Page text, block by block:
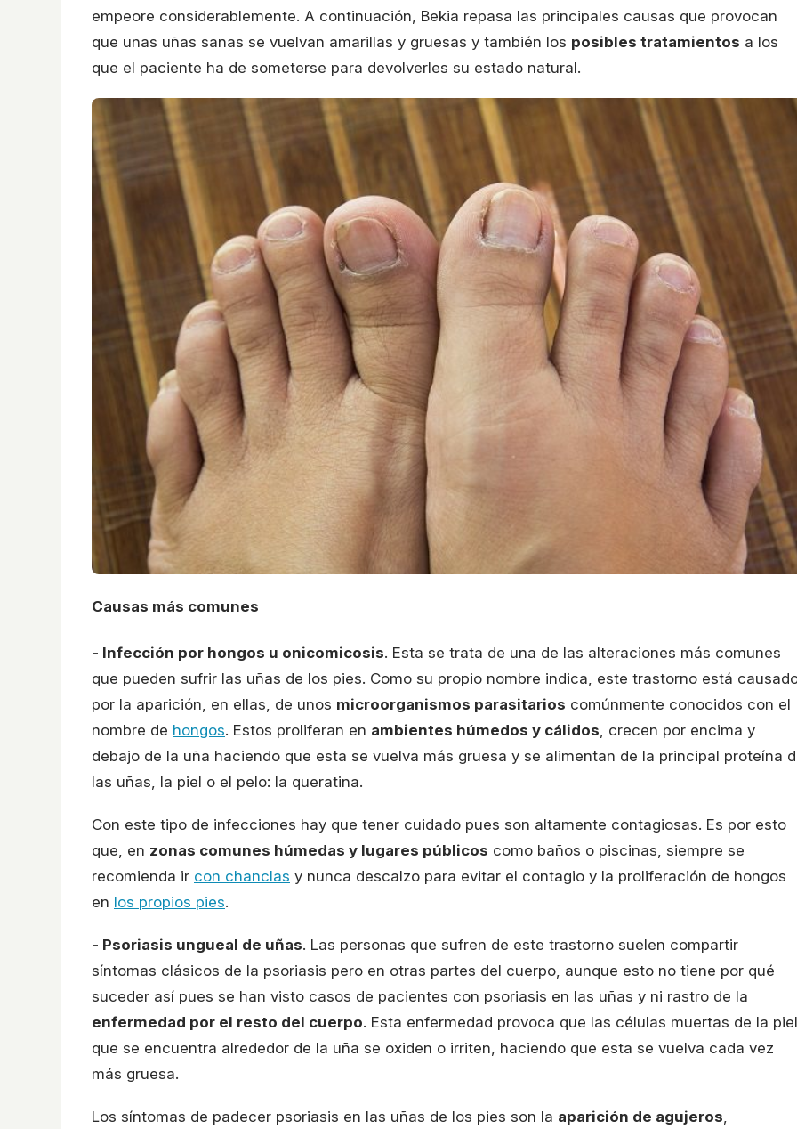
empeore considerablemente. A continuación, Bekia repasa las principales causas que provocan
que unas uñas sanas se vuelvan amarillas y gruesas y también los posibles tratamientos a los
que el paciente ha de someterse para devolverles su estado natural.
Causas más comunes
- Infección por hongos u onicomicosis. Esta se trata de una de las alteraciones más comunes
que pueden sufrir las uñas de los pies. Como su propio nombre indica, este trastorno está
por la aparición, en ellas, de unos microorganismos parasitarios comúnmente conocidos con el
nombre de hongos. Estos proliferan en ambientes húmedos y cálidos , crecen por encima y
debajo de la uña haciendo que esta se vuelva más gruesa y se alimentan de la principal proteína
las uñas, la piel o el pelo: la queratina.
Con este tipo de infecciones hay que tener cuidado pues son altamente contagiosas. Es por esto
que, en zonas comunes húmedas y lugares públicos como baños o piscinas, siempre se
recomienda ir con chanclas y nunca descalzo para evitar el contagio y la proliferación de hongos
en los propios pies.
- Psoriasis ungueal de uñas. Las personas que sufren de este trastorno suelen compartir
síntomas clásicos de la psoriasis pero en otras partes del cuerpo, aunque esto no tiene por qué
suceder así pues se han visto casos de pacientes con psoriasis en las uñas y ni rastro de la
enfermedad por el resto del cuerpo. Esta enfermedad provoca que las células muertas de la piel
que se encuentra alrededor de la uña se oxiden o irriten, haciendo que esta se vuelva cada vez
más gruesa.
Los síntomas de padecer psoriasis en las uñas de los pies son la aparición de agujeros